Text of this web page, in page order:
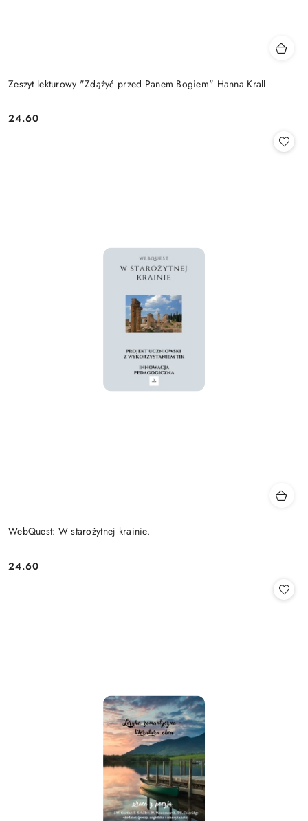
Zeszyt lekturowy "Zdążyć przed Panem Bogiem" Hanna Krall
Cena:
24.60
WebQuest: W starożytnej krainie.
Cena:
24.60